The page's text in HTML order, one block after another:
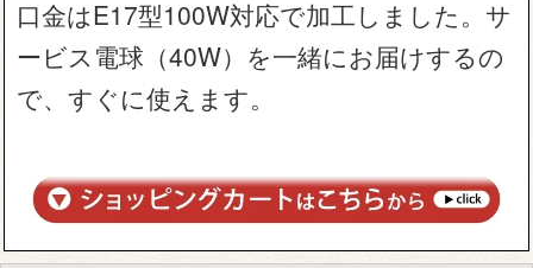
口金はE17型100W対応で加工しました。サ
ービス電球（40W）を一緒にお届けするの
で、すぐに使えます。